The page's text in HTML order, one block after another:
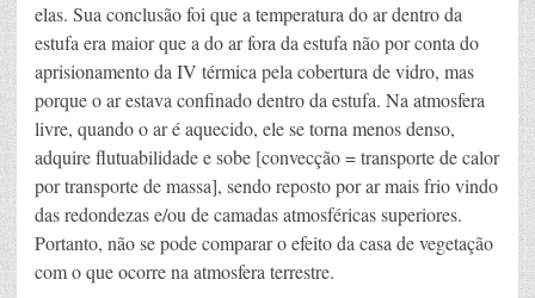
elas. Sua conclusão foi que a temperatura do ar dentro da
estufa era maior que a do ar fora da estufa não por conta do
aprisionamento da IV térmica pela cobertura de vidro, mas
porque o ar estava confinado dentro da estufa. Na atmosfera
livre, quando o ar é aquecido, ele se torna menos denso,
adquire flutuabilidade e sobe [convecção = transporte de calor
por transporte de massa], sendo reposto por ar mais frio vindo
das redondezas e/ou de camadas atmosféricas superiores.
Portanto, não se pode comparar o efeito da casa de vegetação
com o que ocorre na atmosfera terrestre.